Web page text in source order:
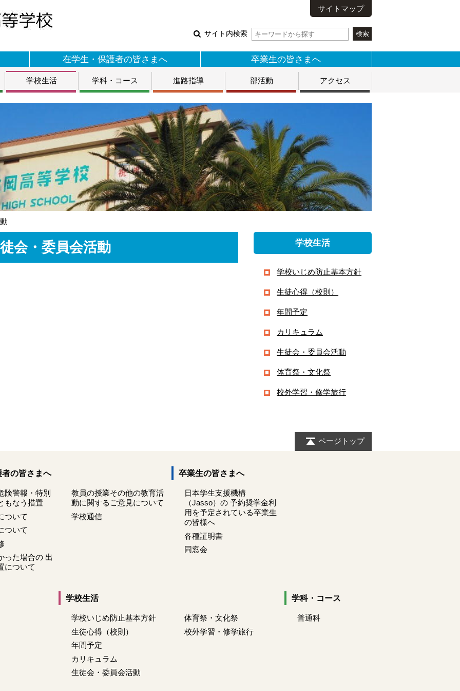
サイトマップ
サイト内検索
在学生・保護者の皆さまへ 卒業生の皆さまへ
学校生活 学科・コース 進路指導 部活動 アクセス
会・委員会活動 学校生活
学校いじめ防止基本方針
生徒心得（校則）
年間予定
カリキュラム
生徒会・委員会活動
体育祭・文化祭
校外学習・修学旅行
ページトップ
の皆さまへ
険警報・特別
もなう措置
ついて
ついて
った場合の 出
について
教員の授業その他の教育活
動に関するご意見について
学校通信
卒業生の皆さまへ
日本学生支援機構
（Jasso）の 予約奨学金利
用を予定されている卒業生
の皆様へ
各種証明書
同窓会
学校生活
学校いじめ防止基本方針
生徒心得（校則）
年間予定
カリキュラム
生徒会・委員会活動
体育祭・文化祭
校外学習・修学旅行
学科・コース
普通科